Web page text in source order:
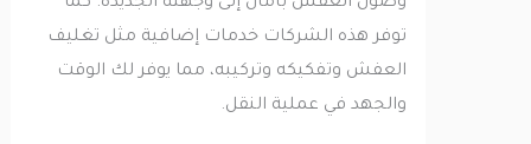
وصول العفش بأمان إلى وجهته الجديدة. كما
توفر هذه الشركات خدمات إضافية مثل تغليف
العفش وتفكيكه وتركيبه، مما يوفر لك الوقت
والجهد في عملية النقل.